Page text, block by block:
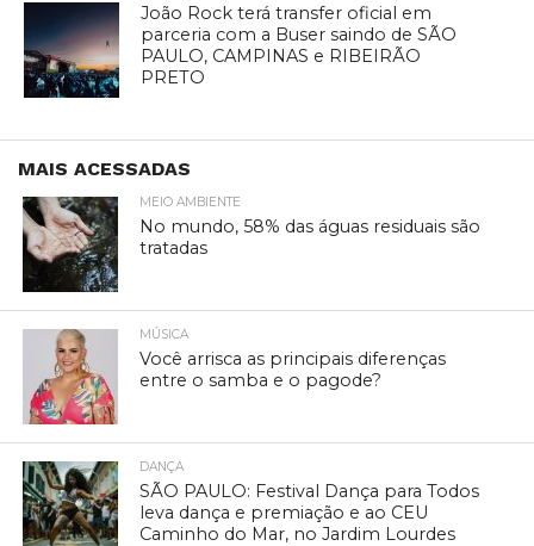
João Rock terá transfer oficial em
parceria com a Buser saindo de SÃO
PAULO, CAMPINAS e RIBEIRÃO
PRETO
MAIS ACESSADAS
MEIO AMBIENTE
No mundo, 58% das águas residuais são
tratadas
MÚSICA
Você arrisca as principais diferenças
entre o samba e o pagode?
DANÇA
SÃO PAULO: Festival Dança para Todos
leva dança e premiação e ao CEU
Caminho do Mar, no Jardim Lourdes